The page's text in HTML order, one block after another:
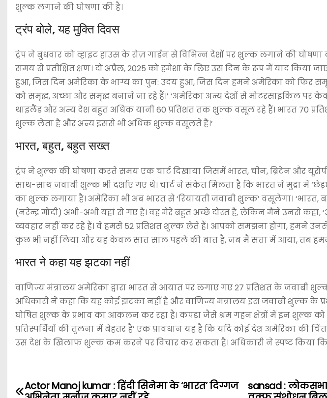
शुल्क लगाने की घोषणा की है।
ट्रंप बोले, यह मुक्ति दिवस
ट्रंप ने बुधवार को व्हाइट हाउस के रोज़ गार्डन से विभिन्न देशों पर शुल्क लगाने की
समय से प्रतीक्षित क्षण। दो अप्रैल, 2025 को हमेशा के लिए उस दिन के रूप में याद किया
हुआ, जिस दिन अमेरिका के भाग्य का पुन: उदय हुआ, जिस दिन हमने अमेरिका को फिर
को समृद्ध, अच्छा और समृद्ध बनाने जा रहे हैं।’ ‘अमेरिका अन्य देशों से मोटरसाइकिल पर
थाइलैंड और अन्य देश बहुत अधिक यानी 60 प्रतिशत तक शुल्क वसूल रहे हैं। भारत 70
शुल्क लेता है और अन्य इससे भी अधिक शुल्क वसूलते हैं।’
भारत, बहुत, बहुत सख्त
ट्रंप ने शुल्क की घोषणा करते समय एक चार्ट दिखाया जिसमें भारत, चीन, ब्रिटेन और
साथ-साथ जवाबी शुल्क भी दर्शाए गए थे। चार्ट ने संकेत मिलता है कि भारत ने मुद्रा में
का शुल्क लगाया है। अमेरिका भी अब भारत से ‘रियायती जवाबी शुल्क’ वसूलेगा। ‘भारत,
(नरेन्द्र मोदी) अभी-अभी यहां से गए हैं। वह मेरे बहुत अच्छे दोस्त हैं, लेकिन मैंने उनसे
व्यवहार नहीं कर रहे हैं। वे हमसे 52 प्रतिशत शुल्क लेते हैं। आपको समझना होगा, हमने
कुछ भी नहीं लिया और यह केवल सात साल पहले की बात है, जब मैं सत्ता में आया, तब
भारत ने कहा यह झटका नहीं
वाणिज्य मंत्रालय अमेरिका द्वारा भारत से आयात पर लगाए गए 27 प्रतिशत के जवाबी
अधिकारी ने कहा कि यह कोई झटका नहीं है और वाणिज्य मंत्रालय इस जवाबी शुल्क के
घोषित शुल्क के प्रभाव का आकलन कर रहा है। कपड़ा जैसे श्रम गहन क्षेत्रों में इन शुल्क
प्रतिस्पर्धियों की तुलना में बेहतर है’ एक प्रावधान यह है कि यदि कोई देश अमेरिका की
उस देश के खिलाफ शुल्क कम करने पर विचार कर सकता है। अधिकारी ने स्पष्ट किया
P
sansad :
Actor Manoj kumar : हिंदी सिनेमा के ‘भारत’ दिग्गज